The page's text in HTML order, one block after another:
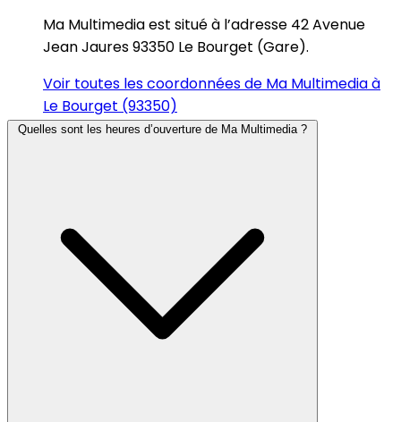
Ma Multimedia est situé à l’adresse 42 Avenue
Jean Jaures 93350 Le Bourget (Gare).
Voir toutes les coordonnées de Ma Multimedia à
Le Bourget (93350)
Quelles sont les heures d’ouverture de Ma Multimedia ?